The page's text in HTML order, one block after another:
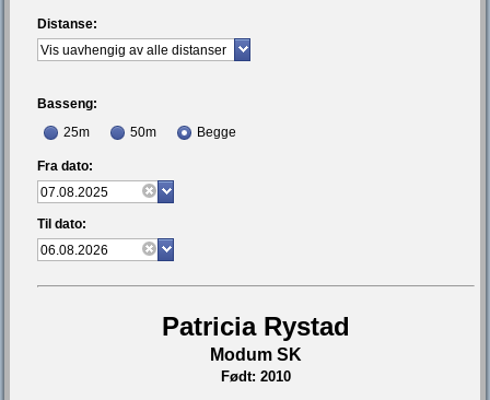
Distanse:
Basseng:
25m
50m Begge
Fra dato:
Til dato:
Patricia Rystad
Modum SK
Født: 2010